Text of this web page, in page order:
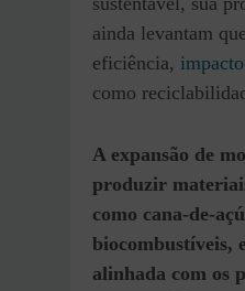
ainda levantam
eficiência,
como
A expansão de
produzir
como cana-de-
biocombustíveis,
alinhada com os